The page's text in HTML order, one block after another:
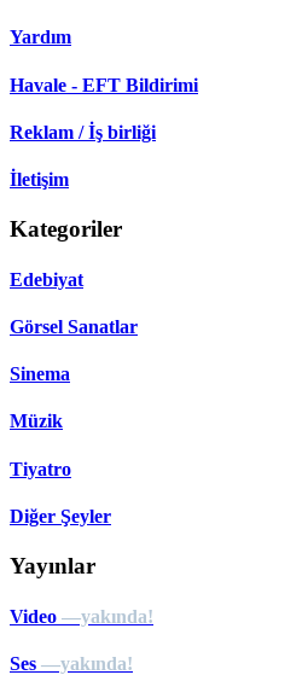
Yardım
Havale - EFT Bildirimi
Reklam / İş birliği
İletişim
Kategoriler
Edebiyat
Görsel Sanatlar
Sinema
Müzik
Tiyatro
Diğer Şeyler
Yayınlar
Video —yakında!
Ses —yakında!